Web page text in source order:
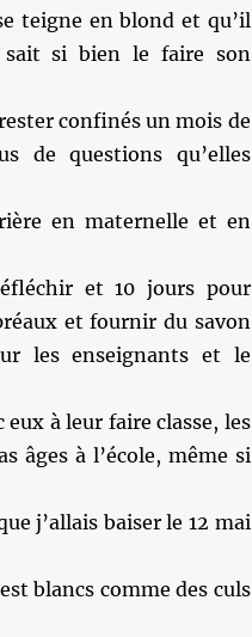
teigne en blond et qu’il
sait si bien le faire son
confinés un mois de
de questions qu’elles
en maternelle et en
et 10 jours pour
et fournir du savon
les enseignants et le
à leur faire classe, les
âges à l’école, même si
j’allais baiser le 12 mai
blancs comme des culs